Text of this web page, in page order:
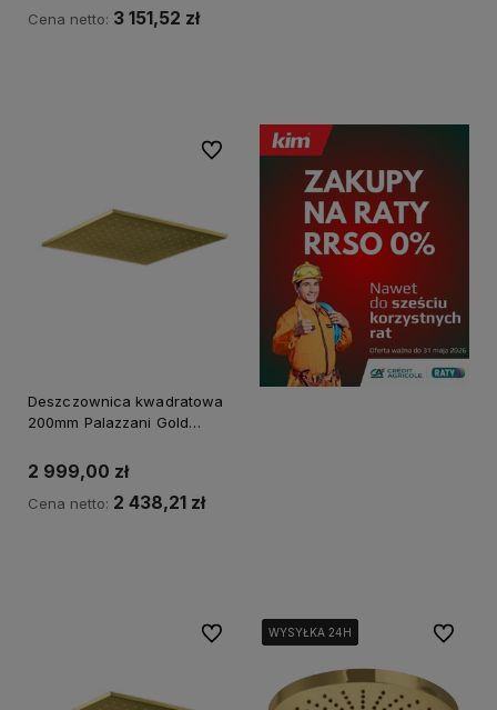
Cena netto: 3 151,52 zł
Deszczownica kwadratowa
200mm Palazzani Gold
2 999,00 zł
Cena netto: 2 438,21 zł
Do ulubionych
Do ulubionychWYSYŁKA 24H
WYSYŁKA 24H
WYSYŁKA 24H
WYSYŁKA 24H Do